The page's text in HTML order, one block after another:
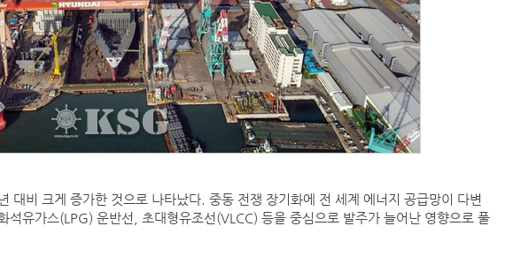
대비 크게 증가한 것으로 나타났다. 중동 전쟁 장기화에 전 세계 에너지 공급망이 다변
석유가스(LPG) 운반선, 초대형유조선(VLCC) 등을 중심으로 발주가 늘어난 영향으로 풀